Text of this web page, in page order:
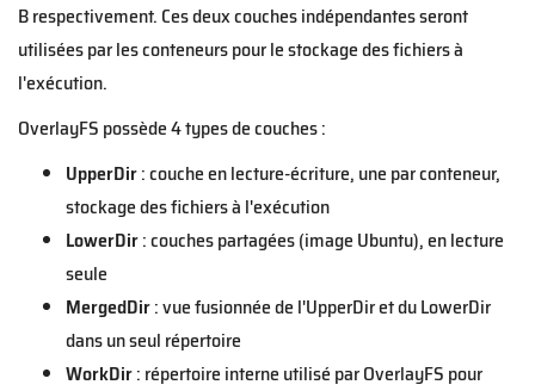
B respectivement. Ces deux couches indépendantes seront
utilisées par les conteneurs pour le stockage des fichiers à
l'exécution.
OverlayFS possède 4 types de couches :
UpperDir: couche en lecture-écriture, une par conteneur,
stockage des fichiers à l'exécution
LowerDir: couches partagées (image Ubuntu), en lecture
seule
MergedDir: vue fusionnée de l'UpperDir et du LowerDir
dans un seul répertoire
WorkDir: répertoire interne utilisé par OverlayFS pour